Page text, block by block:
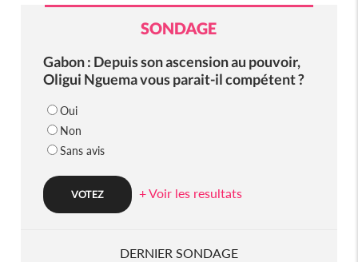
SONDAGE
Gabon : Depuis son ascension au pouvoir,
Oligui Nguema vous parait-il compétent ?
Oui
Non
Sans avis
+ Voir les resultats
DERNIER SONDAGE